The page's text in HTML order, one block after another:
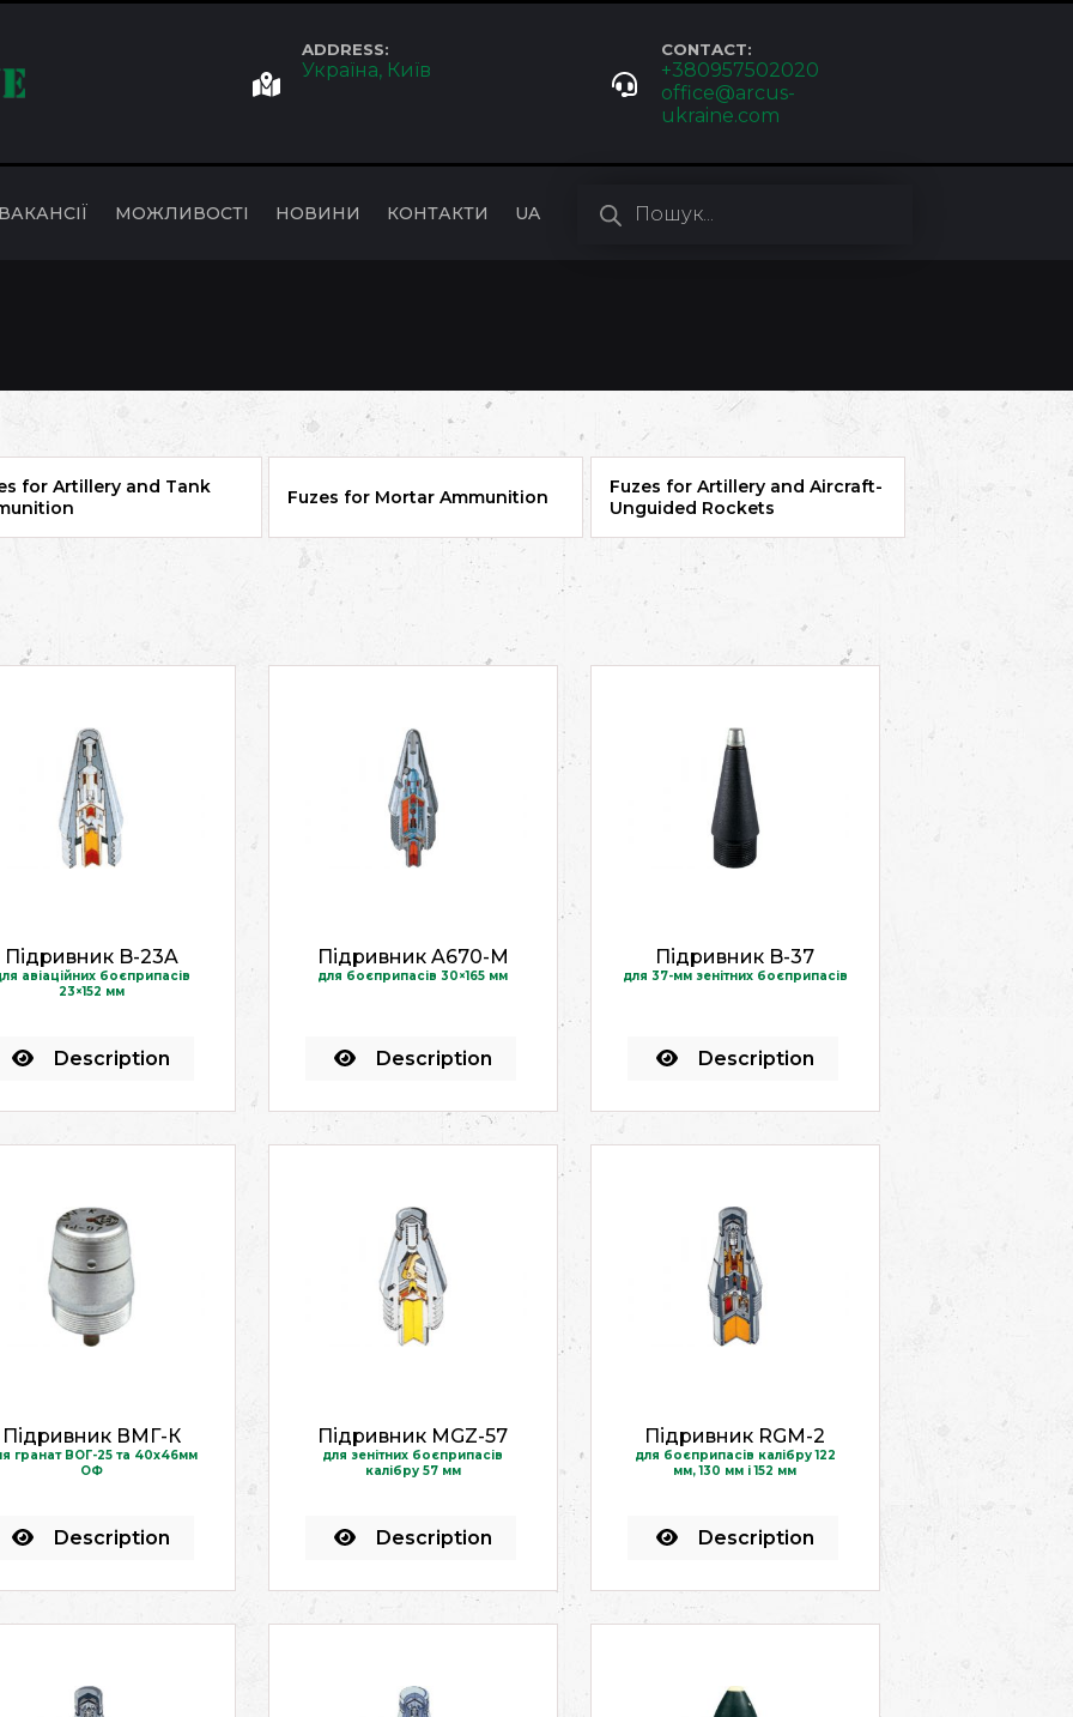
ADDRESS:
Україна, Київ
CONTACT:
+380957502020
office@arcus-
ukraine.com
МОЖЛИВОСТІ НОВИНИ КОНТАКТИ UA
товарів
for Artillery and Tank
Fuzes for Mortar Ammunition
Fuzes for Artillery and Aircraft-
Unguided Rockets
Підривник B-23A
авіаційних боєприпасів
23×152 мм
Description
Підривник A670-M
для боєприпасів 30×165 мм
Description
Підривник B-37
для 37-мм зенітних боєприпасів
Description
Підривник ВМГ-К
гранат ВОГ-25 та 40х46мм
ОФ
Description
Підривник MGZ-57
для зенітних боєприпасів
калібру 57 мм
Description
Підривник RGM-2
для боєприпасів калібру 122
мм, 130 мм і 152 мм
Description